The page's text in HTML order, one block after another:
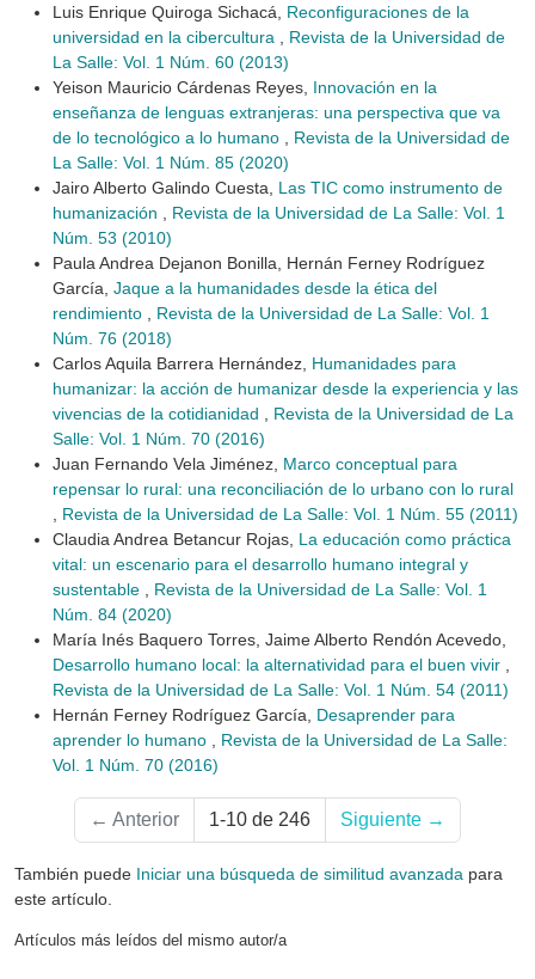
Luis Enrique Quiroga Sichacá, Reconfiguraciones de la
universidad en la cibercultura
Revista de la Universidad de
La Salle: Vol. 1 Núm. 60 (2013)
Yeison Mauricio Cárdenas Reyes, Innovación en la
enseñanza de lenguas extranjeras: una perspectiva que va
de lo tecnológico a lo humano
Revista de la Universidad de
La Salle: Vol. 1 Núm. 85 (2020)
Jairo Alberto Galindo Cuesta, Las TIC como instrumento de
humanización
Revista de la Universidad de La Salle: Vol. 1
Núm. 53 (2010)
Paula Andrea Dejanon Bonilla, Hernán Ferney Rodríguez
García, Jaque a la humanidades desde la ética del
rendimiento
Revista de la Universidad de La Salle: Vol. 1
Núm. 76 (2018)
Carlos Aquila Barrera Hernández, Humanidades para
humanizar: la acción de humanizar desde la experiencia y las
vivencias de la cotidianidad
Revista de la Universidad de La
Salle: Vol. 1 Núm. 70 (2016)
Juan Fernando Vela Jiménez, Marco conceptual para
repensar lo rural: una reconciliación de lo urbano con lo rural
Revista de la Universidad de La Salle: Vol. 1 Núm. 55 (2011)
Claudia Andrea Betancur Rojas, La educación como práctica
vital: un escenario para el desarrollo humano integral y
sustentable
Revista de la Universidad de La Salle: Vol. 1
Núm. 84 (2020)
María Inés Baquero Torres, Jaime Alberto Rendón Acevedo,
Desarrollo humano local: la alternatividad para el buen vivir
Revista de la Universidad de La Salle: Vol. 1 Núm. 54 (2011)
Hernán Ferney Rodríguez García, Desaprender para
aprender lo humano
Revista de la Universidad de La Salle:
Vol. 1 Núm. 70 (2016)
← Anterior 1-10 de 246 Siguiente →
También puede Iniciar una búsqueda de similitud avanzada para
este artículo.
Artículos más leídos del mismo autor/a